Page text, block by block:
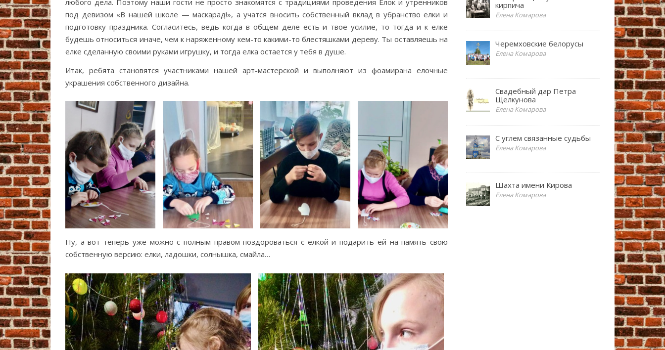
любого дела. Поэтому наши гости не просто знакомятся с традициями проведения Ёлок и утренников
под девизом «В нашей школе — маскарад!», а учатся вносить собственный вклад в убранство елки и
подготовку праздника. Согласитесь, ведь когда в общем деле есть и твое усилие, то тогда и к елке
будешь относиться иначе, чем к наряженному кем-то какими-то блестяшками дереву. Ты оставляешь на
елке сделанную своими руками игрушку, и тогда елка остается у тебя в душе.
Итак, ребята становятся участниками нашей арт-мастерской и выполняют из фоамирана елочные
украшения собственного дизайна.
Ну, а вот теперь уже можно с полным правом поздороваться с елкой и подарить ей на память свою
собственную версию: елки, ладошки, солнышка, смайла…
кирпича
Елена Комарова
Черемховские белорусы
Елена Комарова
Свадебный дар Петра
Щелкунова
Елена Комарова
С углем связанные судьбы
Елена Комарова
Шахта имени Кирова
Елена Комарова